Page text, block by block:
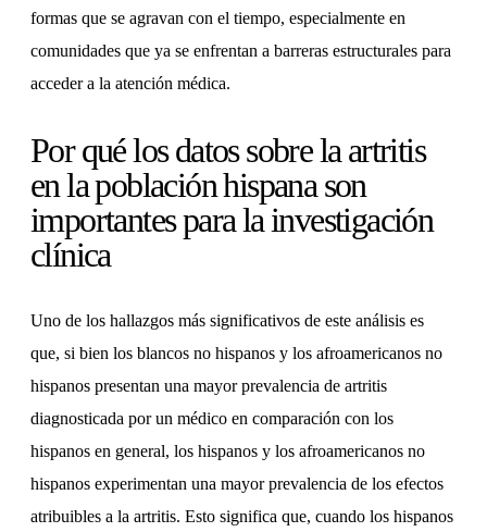
formas que se agravan con el tiempo, especialmente en
comunidades que ya se enfrentan a barreras estructurales para
acceder a la atención médica.
Por qué los datos sobre la artritis
en la población hispana son
importantes para la investigación
clínica
Uno de los hallazgos más significativos de este análisis es
que, si bien los blancos no hispanos y los afroamericanos no
hispanos presentan una mayor prevalencia de artritis
diagnosticada por un médico en comparación con los
hispanos en general, los hispanos y los afroamericanos no
hispanos experimentan una mayor prevalencia de los efectos
atribuibles a la artritis. Esto significa que, cuando los hispanos